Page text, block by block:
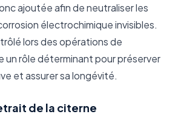
ajoutée afin de neutraliser les
électrochimique invisibles.
lors des opérations de
un rôle déterminant pour préserver
et assurer sa longévité.
de la citerne